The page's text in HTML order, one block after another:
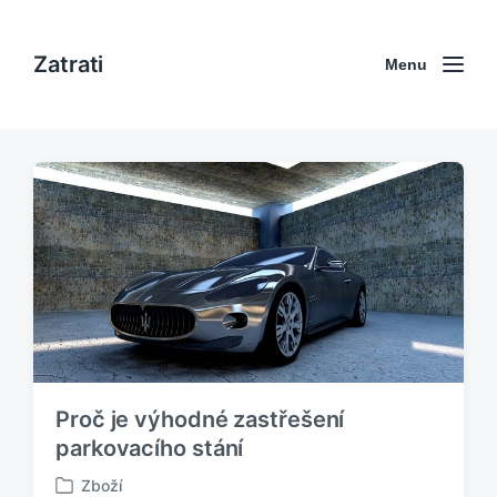
Zatrati Menu
Proč je výhodné zastřešení
parkovacího stání
Zboží